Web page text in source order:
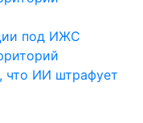
под ИЖС